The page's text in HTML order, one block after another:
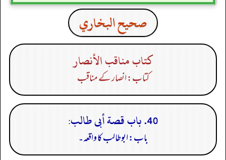
صحيح البخاري
كتاب مناقب الأنصار
کتاب: انصار کے مناقب
40. باب قصة أبى طالب:
باب: ابوطالب کا واقعہ۔